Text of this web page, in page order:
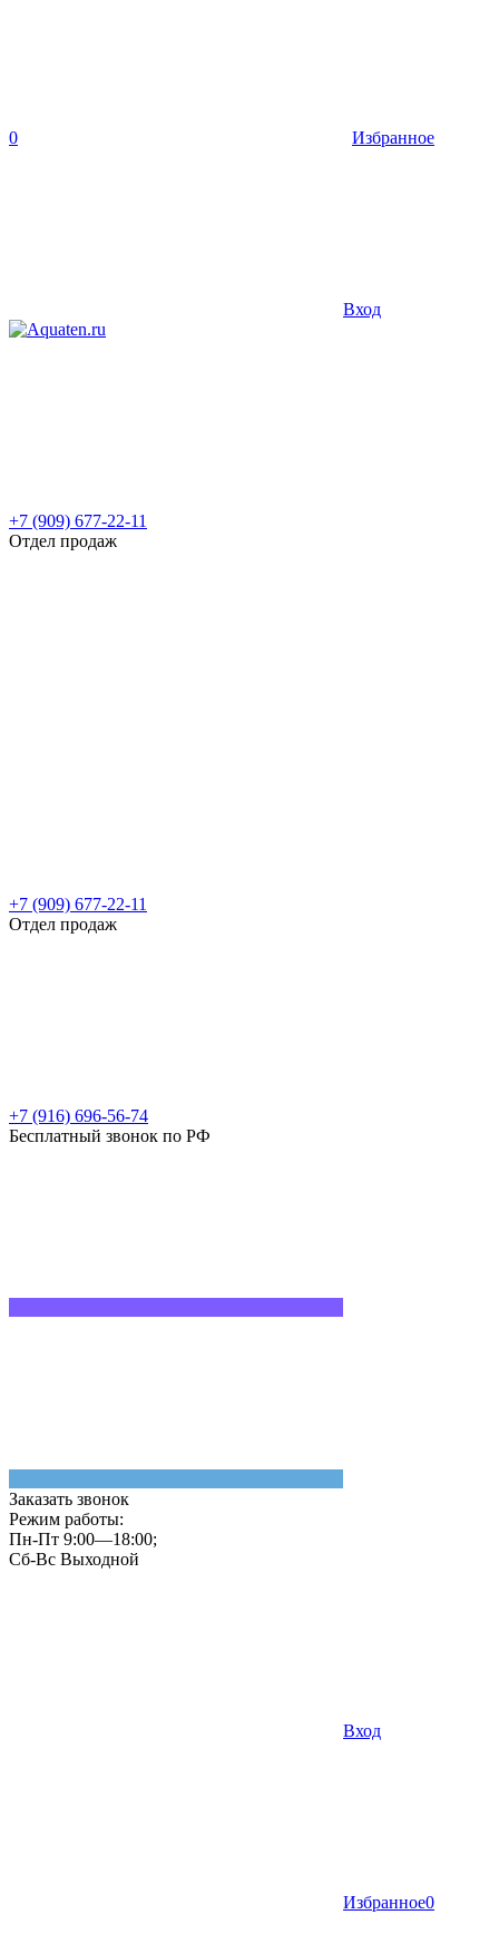
0 Избранное
Вход
+7 (909) 677-22-11
Отдел продаж
+7 (909) 677-22-11
Отдел продаж
+7 (916) 696-56-74
Бесплатный звонок по РФ
Заказать звонок
Режим работы:
Пн-Пт 9:00—18:00;
Сб-Вс Выходной
Вход
Избранное0